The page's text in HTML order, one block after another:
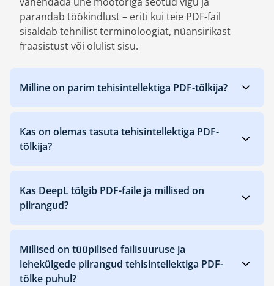
parandab töökindlust – eriti kui teie PDF-fail
sisaldab tehnilist terminoloogiat, nüansirikast
fraasistust või olulist sisu.
Milline on parim tehisintellektiga PDF-tõlkija?
Kas on olemas tasuta tehisintellektiga PDF-
tõlkija?
Kas DeepL tõlgib PDF-faile ja millised on
piirangud?
Millised on tüüpilised failisuuruse ja
lehekülgede piirangud tehisintellektiga PDF-
tõlke puhul?